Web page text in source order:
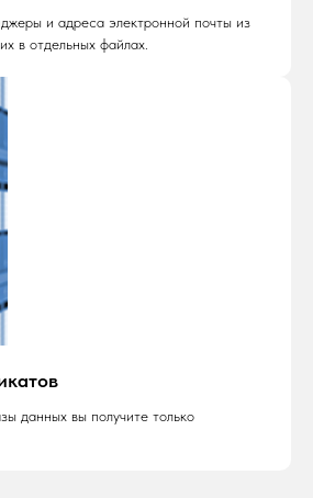
и адреса электронной почты из
в отдельных файлах.
данных вы получите только